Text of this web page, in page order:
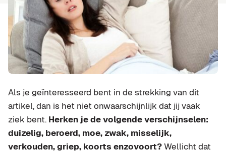
Als je geïnteresseerd bent in de strekking van dit
artikel, dan is het niet onwaarschijnlijk dat jij vaak
ziek bent. Herken je de volgende verschijnselen:
duizelig, beroerd, moe, zwak, misselijk,
verkouden, griep, koorts enzovoort?Wellicht dat